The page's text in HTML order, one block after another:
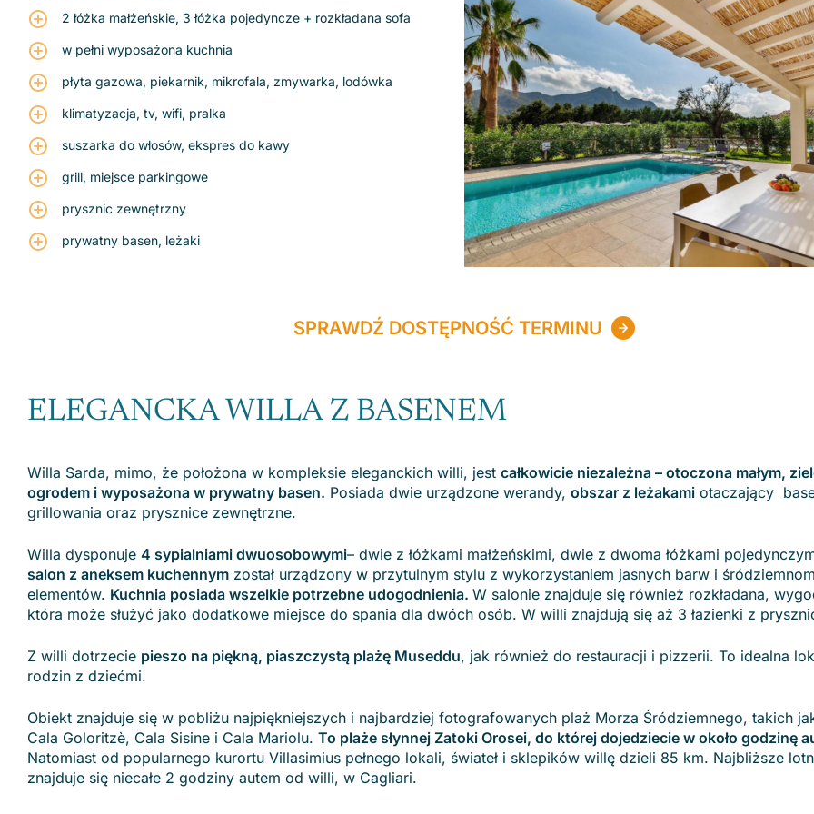
2 łóżka małżeńskie, 3 łóżka pojedyncze + rozkładana sofa
w pełni wyposażona kuchnia
płyta gazowa, piekarnik, mikrofala, zmywarka, lodówka
klimatyzacja, tv, wifi, pralka
suszarka do włosów, ekspres do kawy
grill, miejsce parkingowe
prysznic zewnętrzny
prywatny basen, leżaki
SPRAWDŹ DOSTĘPNOŚĆ TERMINU
ELEGANCKA WILLA Z BASENEM
Willa Sarda, mimo, że położona w kompleksie eleganckich willi, jest całkowicie niezależna – otoczona małym,
ogrodem i wyposażona w prywatny basen. Posiada dwie urządzone werandy, obszar z leżakami otaczający
grillowania oraz prysznice zewnętrzne.
Willa dysponuje 4 sypialniami dwuosobowymi– dwie z łóżkami małżeńskimi, dwie z dwoma łóżkami
salon z aneksem kuchennym został urządzony w przytulnym stylu z wykorzystaniem jasnych barw i
elementów. Kuchnia posiada wszelkie potrzebne udogodnienia. W salonie znajduje się również rozkładana,
która może służyć jako dodatkowe miejsce do spania dla dwóch osób. W willi znajdują się aż 3 łazienki z
Z willi dotrzecie pieszo na piękną, piaszczystą plażę Museddu, jak również do restauracji i pizzerii. To idealna
rodzin z dziećmi.
Obiekt znajduje się w pobliżu najpiękniejszych i najbardziej fotografowanych plaż Morza Śródziemnego, takich
Cala Goloritzè, Cala Sisine i Cala Mariolu. To plaże słynnej Zatoki Orosei, do której dojedziecie w około godzinę
Natomiast od popularnego kurortu Villasimius pełnego lokali, świateł i sklepików willę dzieli 85 km. Najbliższe
znajduje się niecałe 2 godziny autem od willi, w Cagliari.